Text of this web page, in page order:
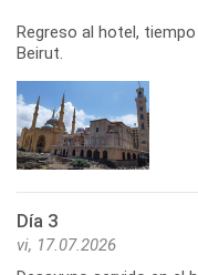
Regreso al hotel,
Beirut.
Día 3
vi, 17.07.2026